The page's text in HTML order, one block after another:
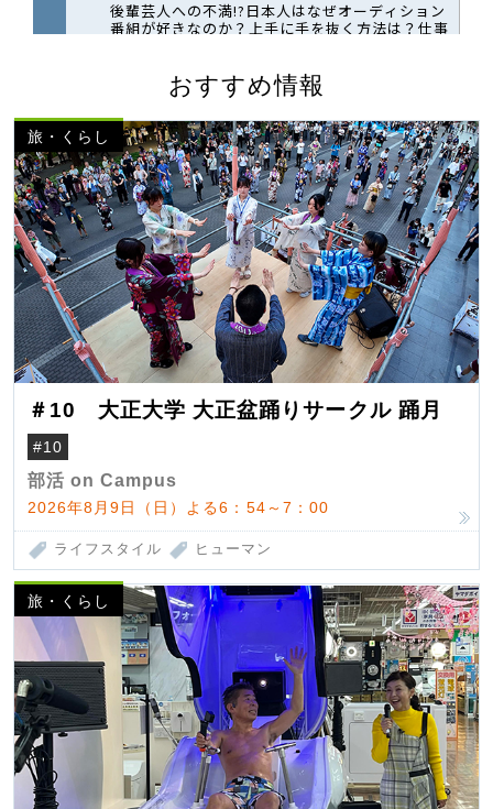
おすすめ情報
旅・くらし
＃10 大正大学 大正盆踊りサークル 踊月
#10
部活 on Campus
2026年8月9日（日）よる6：54～7：00
ライフスタイル ヒューマン
旅・くらし